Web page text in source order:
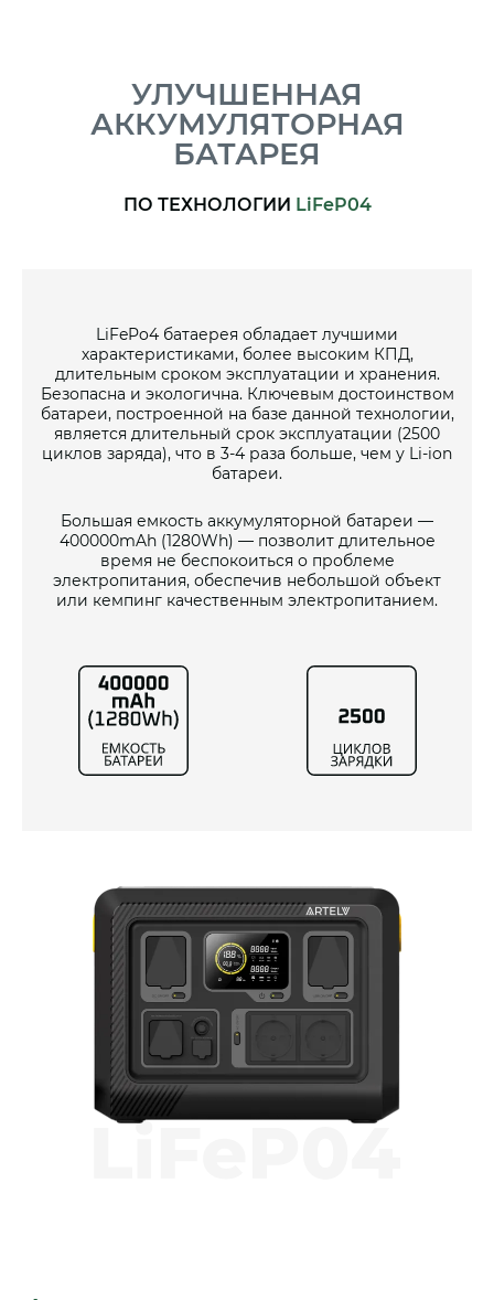
LiFePo4 батаерея обладает лучшими
характеристиками, более высоким КПД,
длительным сроком эксплуатации и хранения.
Безопасна и экологична. Ключевым достоинством
батареи, построенной на базе данной технологии,
является длительный срок эксплуатации (2500
циклов заряда), что в 3-4 раза больше, чем у Li-ion
батареи.
Большая емкость аккумуляторной батареи —
400000mAh (1280Wh) — позволит длительное
время не беспокоиться о проблеме
электропитания, обеспечив небольшой объект
или кемпинг качественным электропитанием.
УЛУЧШЕННАЯ
АККУМУЛЯТОРНАЯ
БАТАРЕЯ
ПО ТЕХНОЛОГИИ LiFeP04